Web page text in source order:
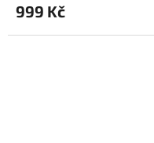
999 Kč